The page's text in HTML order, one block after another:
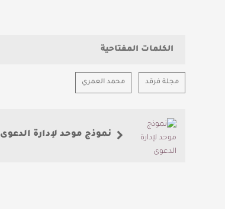
الكلمات المفتاحية
مجلة فرقد محمد العمري
نموذج موحد لإدارة الدعوى